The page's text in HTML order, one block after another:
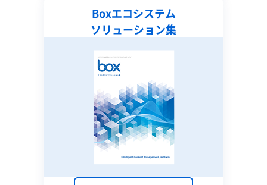
Boxエコシステム
ソリューション集